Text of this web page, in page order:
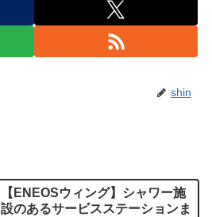
shin
【ENEOSウィング】シャワー施
設のあるサービスステーションま